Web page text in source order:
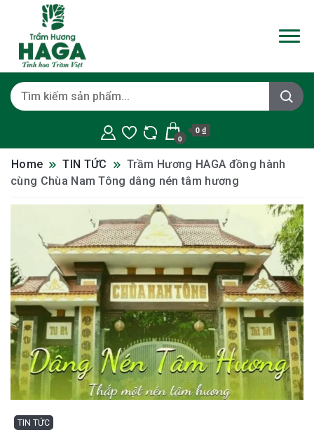
0
0 ₫
Home TIN TỨC
Trầm Hương HAGA đồng hành
cùng Chùa Nam Tông dâng nén tâm hương
TIN TỨC